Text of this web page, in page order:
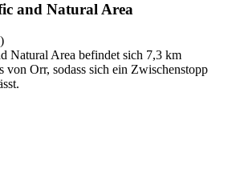
and Natural Area
Natural Area befindet sich 7,3 km
von Orr, sodass sich ein Zwischenstopp